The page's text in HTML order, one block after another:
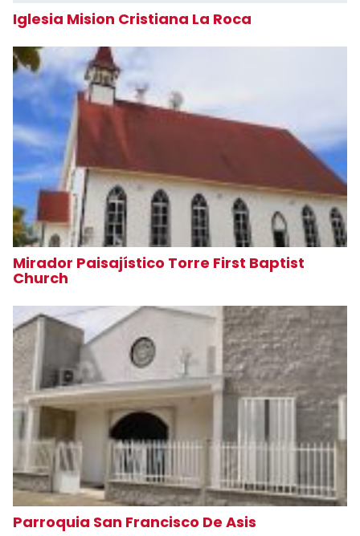
Iglesia Mision Cristiana La Roca
Mirador Paisajístico Torre First Baptist
Church
Parroquia San Francisco De Asis